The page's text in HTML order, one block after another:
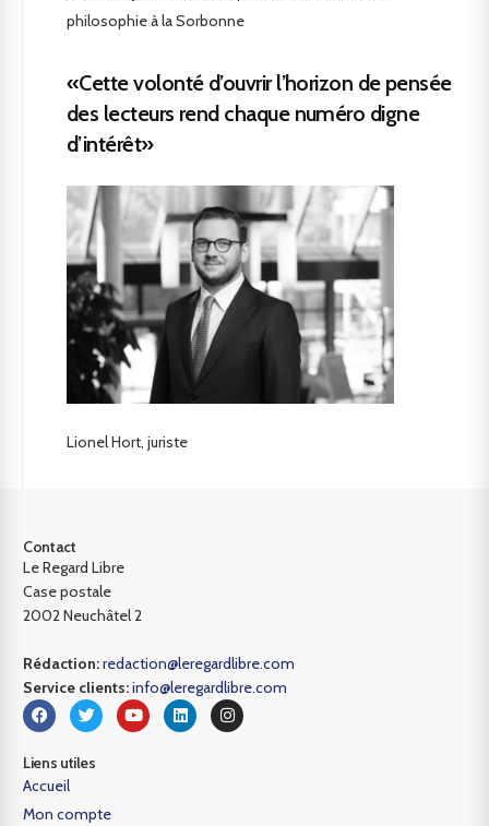
philosophie à la Sorbonne
«Cette volonté d’ouvrir l’horizon de pensée
des lecteurs rend chaque numéro digne
d’intérêt»
Lionel Hort, juriste
Contact
Le Regard Libre
Case postale
2002 Neuchâtel 2
Rédaction:redaction@leregardlibre.com
Service clients:info@leregardlibre.com
Liens utiles
Accueil
Mon compte